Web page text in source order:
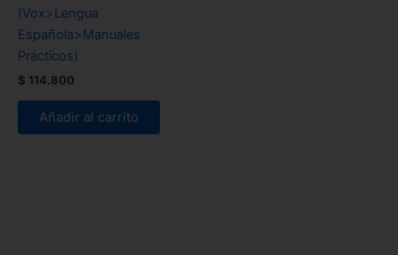
(Vox>Lengua
Española>Manuales
Prácticos)
$ 114.800
Añadir al carrito